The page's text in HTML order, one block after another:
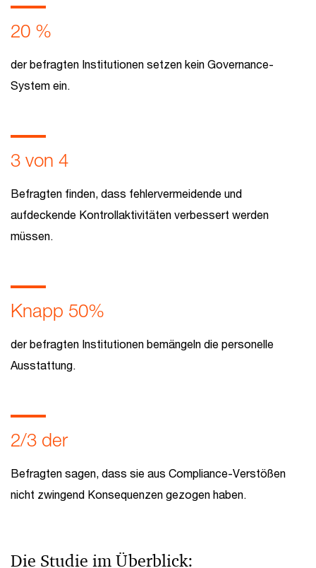
20 %
der befragten Institutionen setzen kein Governance-
System ein.
3 von 4
Befragten finden, dass fehlervermeidende und
aufdeckende Kontrollaktivitäten verbessert werden
müssen.
Knapp 50%
der befragten Institutionen bemängeln die personelle
Ausstattung.
2/3 der
Befragten sagen, dass sie aus Compliance-Verstößen
nicht zwingend Konsequenzen gezogen haben.
Die Studie im Überblick: